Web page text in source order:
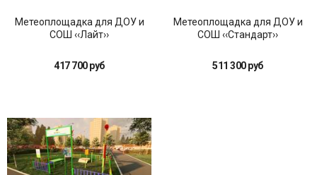
Метеоплощадка для ДОУ и
СОШ ‹‹Лайт››
417 700 руб
Метеоплощадка для ДОУ и
СОШ ‹‹Стандарт››
511 300 руб